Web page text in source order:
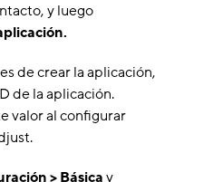
y luego
de crear la aplicación,
de la aplicación.
valor al configurar
> Básicay